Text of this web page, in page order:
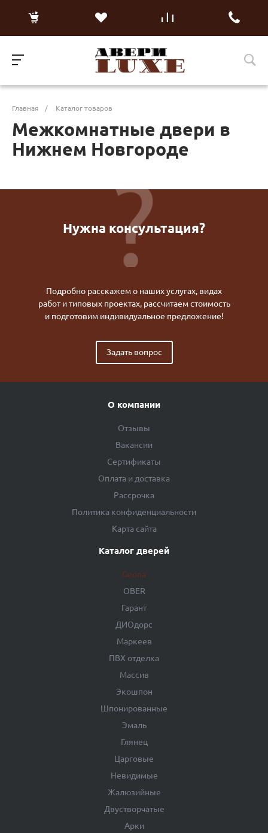
Главная / Каталог товаров
Межкомнатные двери в
Нижнем Новгороде
Нужна консультация?
Подробно расскажем о наших услугах, видах
работ и типовых проектах, рассчитаем стоимость
и подготовим индивидуальное предложение!
Задать вопрос
О компании
Отзывы
Вакансии
Сертификаты
Оплата и доставка
Рассрочка
Политика конфиденциальности
Карта сайта
Каталог дверей
Geona
OBER
Гарант
ДИОдорс
Маркеев
ПВХ отделка
Массив
Экошпон
Шпонированные
Эмаль
Глянец
Царговые
Невидимые
Жалюзийные
Двустворчатые
Арки